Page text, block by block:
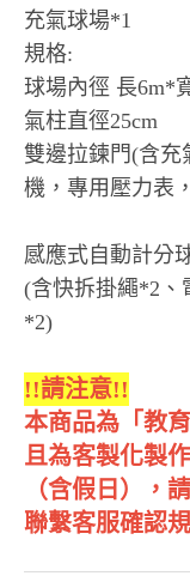
充氣球場*1
規格:
球場內徑 長6m*
氣柱直徑25cm
雙邊拉鍊門(含充
機，專用壓力表
感應式自動計分
(含快拆掛繩*2、
*2)
!!請注意!!
本商品為「教
且為客製化製
（含假日），
聯繫客服確認